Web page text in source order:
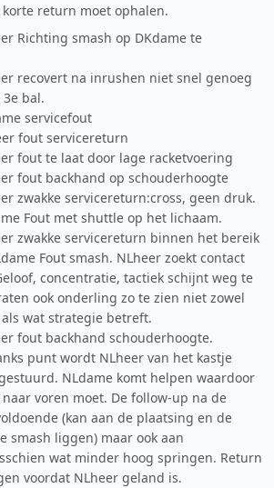
return moet ophalen.
Richting smash op DKdame te
recovert na inrushen niet snel genoeg
bal.
servicefout
fout servicereturn
fout te laat door lage racketvoering
fout backhand op schouderhoogte
zwakke servicereturn:cross, geen druk.
Fout met shuttle op het lichaam.
zwakke servicereturn binnen het bereik
Fout smash. NLheer zoekt contact
concentratie, tactiek schijnt weg te
ook onderling zo te zien niet zowel
wat strategie betreft.
fout backhand schouderhoogte.
punt wordt NLheer van het kastje
NLdame komt helpen waardoor
voren moet. De follow-up na de
(kan aan de plaatsing en de
smash liggen) maar ook aan
wat minder hoog springen. Return
voordat NLheer geland is.